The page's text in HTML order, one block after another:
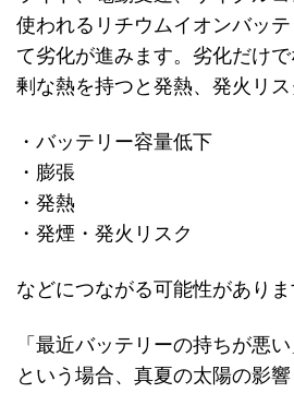
使われるリチウムイオンバッ
て劣化が進みます。劣化だけ
剰な熱を持つと発熱、発火リス
・バッテリー容量低下
・膨張
・発熱
・発煙・発火リスク
などにつながる可能性がありま
「最近バッテリーの持ちが悪い
という場合、真夏の太陽の影